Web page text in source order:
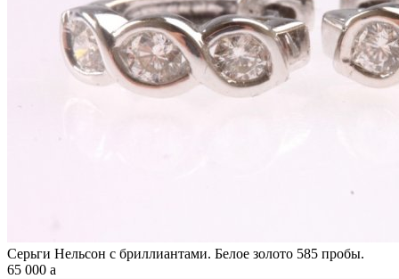
Серьги Нельсон c бриллиантами. Белое золото 585 пробы.
65 000 a